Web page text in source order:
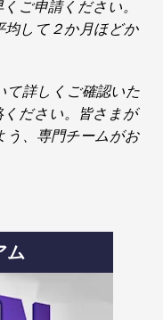
ご申請ください。
して２か月ほどか
て詳しくご確認いた
ください。皆さまが
う、専門チームがお
ム